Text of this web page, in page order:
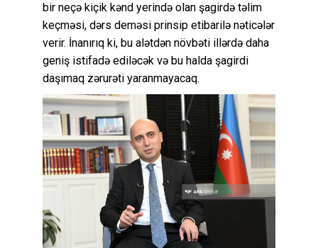
bir neçə kiçik kənd yerində olan şagirdə təlim
keçməsi, dərs deməsi prinsip etibarilə nəticələr
verir. İnanırıq ki, bu alətdən növbəti illərdə daha
geniş istifadə ediləcək və bu halda şagirdi
daşımaq zərurəti yaranmayacaq.